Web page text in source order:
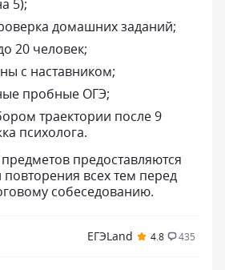
5);
домашних заданий;
20 человек;
с наставником;
пробные ОГЭ;
траектории после 9
психолога.
предоставляются
всех тем перед
собеседованию.
ЕГЭLand 4.8 435